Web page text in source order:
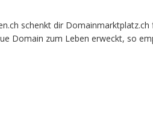
schenkt dir
Domain zum Leben erweckt, so